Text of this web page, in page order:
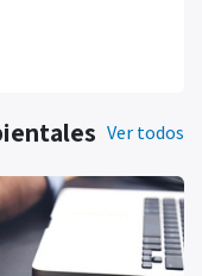
with
500mA
Ver todos